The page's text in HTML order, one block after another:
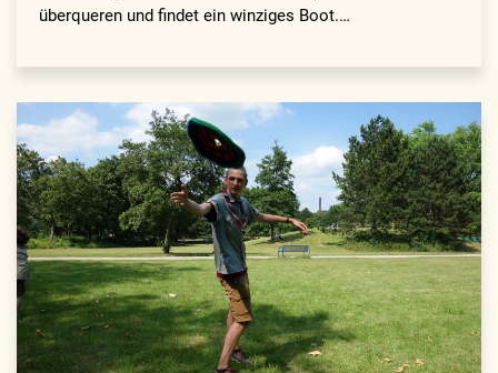
überqueren und findet ein winziges Boot.…